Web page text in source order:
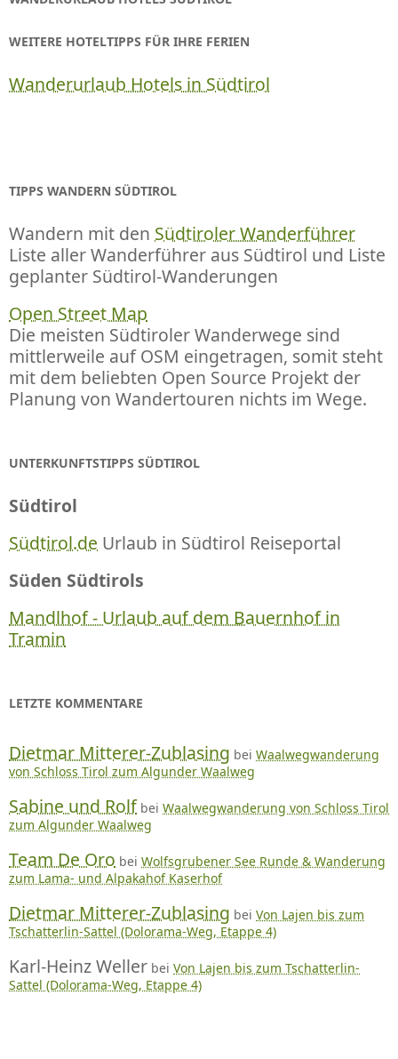
WEITERE HOTELTIPPS FÜR IHRE FERIEN
Wanderurlaub Hotels in Südtirol
TIPPS WANDERN SÜDTIROL
Wandern mit den Südtiroler Wanderführer
Liste aller Wanderführer aus Südtirol und Liste
geplanter Südtirol-Wanderungen
Open Street Map
Die meisten Südtiroler Wanderwege sind
mittlerweile auf OSM eingetragen, somit steht
mit dem beliebten Open Source Projekt der
Planung von Wandertouren nichts im Wege.
UNTERKUNFTSTIPPS SÜDTIROL
Südtirol
Südtirol.de Urlaub in Südtirol Reiseportal
Süden Südtirols
Mandlhof - Urlaub auf dem Bauernhof in
Tramin
LETZTE KOMMENTARE
Dietmar Mitterer-Zublasing bei Waalwegwanderung
von Schloss Tirol zum Algunder Waalweg
Sabine und Rolf bei Waalwegwanderung von Schloss Tirol
zum Algunder Waalweg
Team De Oro bei Wolfsgrubener See Runde & Wanderung
zum Lama- und Alpakahof Kaserhof
Dietmar Mitterer-Zublasing bei Von Lajen bis zum
Tschatterlin-Sattel (Dolorama-Weg, Etappe 4)
Karl-Heinz Weller bei Von Lajen bis zum Tschatterlin-
Sattel (Dolorama-Weg, Etappe 4)